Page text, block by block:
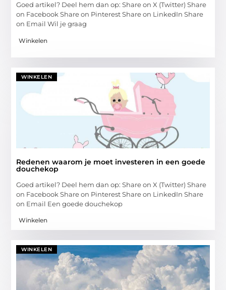
Goed artikel? Deel hem dan op: Share on X (Twitter) Share
on Facebook Share on Pinterest Share on LinkedIn Share
on Email Wil je graag
Winkelen
WINKELEN
Redenen waarom je moet investeren in een goede
douchekop
Goed artikel? Deel hem dan op: Share on X (Twitter) Share
on Facebook Share on Pinterest Share on LinkedIn Share
on Email Een goede douchekop
Winkelen
WINKELEN